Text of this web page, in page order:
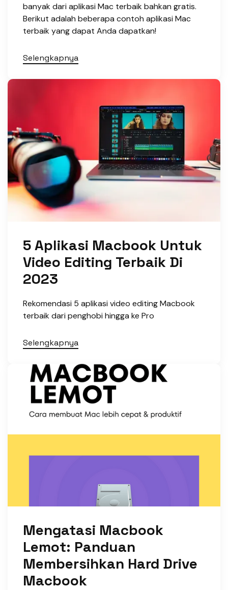
banyak dari aplikasi Mac terbaik bahkan gratis.
Berikut adalah beberapa contoh aplikasi Mac
terbaik yang dapat Anda dapatkan!
Selengkapnya
5 Aplikasi Macbook Untuk
Video Editing Terbaik Di
2023
Rekomendasi 5 aplikasi video editing Macbook
terbaik dari penghobi hingga ke Pro
Selengkapnya
Mengatasi Macbook
Lemot: Panduan
Membersihkan Hard Drive
Macbook